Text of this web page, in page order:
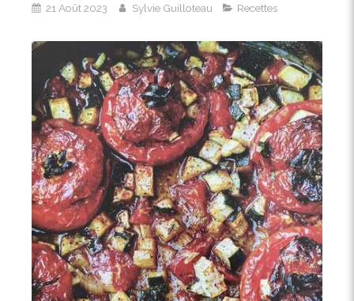
21 Août 2023 Sylvie Guilloteau Recettes